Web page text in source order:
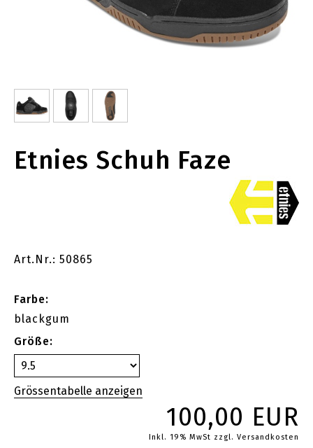
Etnies Schuh Faze
Art.Nr.: 50865
Farbe:
blackgum
Größe:
100,00 EUR
Inkl. 19% MwSt zzgl. Versandkosten